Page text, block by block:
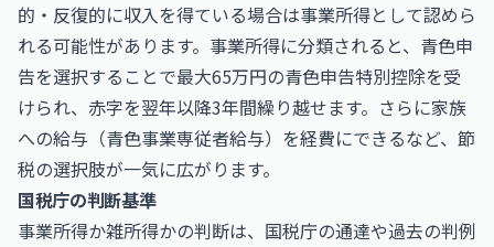
的・反復的に収入を得ている場合は事業所得として認めら
れる可能性があります。事業所得に分類されると、青色申
告を選択することで最大65万円の青色申告特別控除を受
けられ、赤字を翌年以降3年間繰り越せます。さらに家族
への給与（青色事業専従者給与）を経費にできるなど、節
税の選択肢が一気に広がります。
国税庁の判断基準
事業所得か雑所得かの判断は、国税庁の通達や過去の判例